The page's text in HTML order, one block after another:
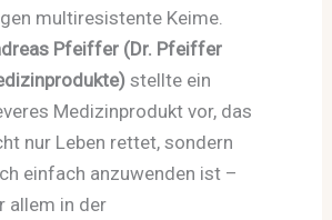
multiresistente Keime.
Pfeiffer (Dr. Pfeiffer
stellte ein
Medizinprodukt vor, das
nur Leben rettet, sondern
einfach anzuwenden ist –
allem in der